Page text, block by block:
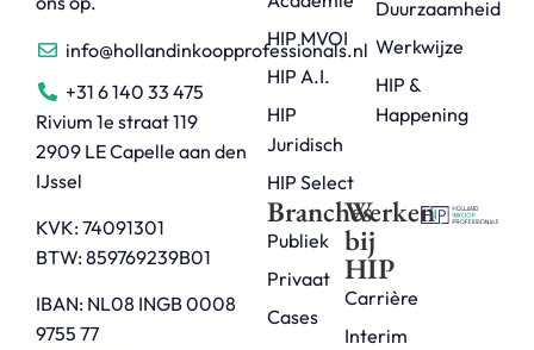
info@hollandinkoopprofessionals.nl
+31 6 140 33 475
Rivium 1e straat 119
2909 LE Capelle aan den
IJssel
KVK: 74091301
BTW: 859769239B01
IBAN: NL08 INGB 0008
9755 77
HIP MVOI
HIP A.I.
HIP
Juridisch
HIP Select
Duurzaamheid
Werkwijze
HIP &
Happening
Branches
Publiek
Privaat
Cases
Werken
bij
HIP
Carrière
Interim